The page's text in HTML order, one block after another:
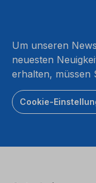
Um unseren
neuesten
erhalten, müssen
Cookie-